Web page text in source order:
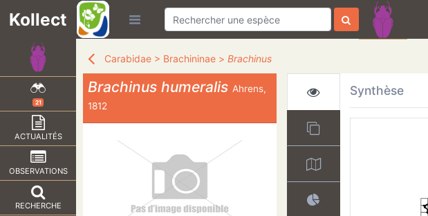
Kollect
21
ACTUALITÉS
OBSERVATIONS
RECHERCHE
Carabidae > Brachininae > Brachinus
Brachinus humeralis Ahrens,
1812
Synthèse